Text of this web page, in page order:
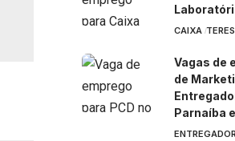
CAIXA
Vagas de
de
Parnaíba